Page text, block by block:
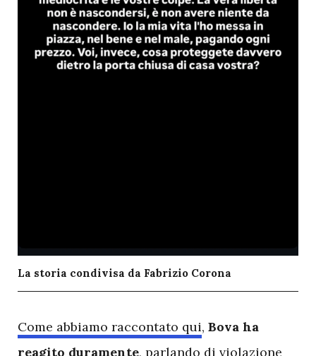
La storia condivisa da Fabrizio Corona
Come abbiamo raccontato qui, Bova ha
reagito duramente, parlando di violazione